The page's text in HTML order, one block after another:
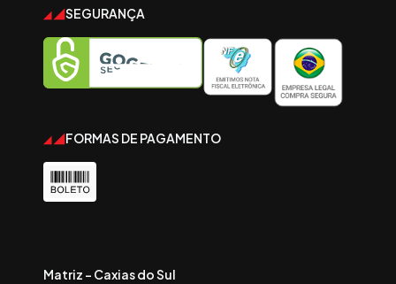
SEGURANÇA
FORMAS DE PAGAMENTO
Matriz - Caxias do Sul